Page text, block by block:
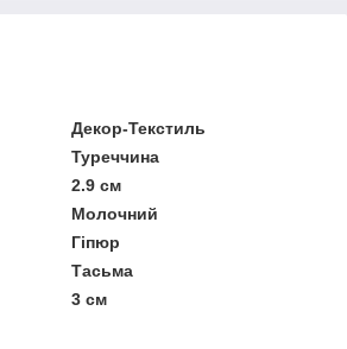
Декор-Текстиль
Туреччина
2.9 см
Молочний
Гіпюр
Тасьма
3 см